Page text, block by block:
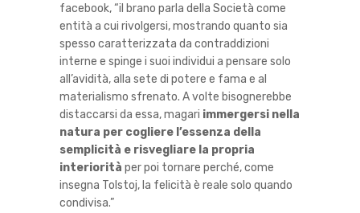
facebook, “il brano parla della Società come
entità a cui rivolgersi, mostrando quanto sia
spesso caratterizzata da contraddizioni
interne e spinge i suoi individui a pensare solo
all’avidità, alla sete di potere e fama e al
materialismo sfrenato. A volte bisognerebbe
distaccarsi da essa, magari immergersi nella
natura per cogliere l’essenza della
semplicità e risvegliare la propria
interiorità per poi tornare perché, come
insegna Tolstoj, la felicità è reale solo quando
condivisa.”